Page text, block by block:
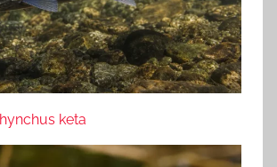
keta